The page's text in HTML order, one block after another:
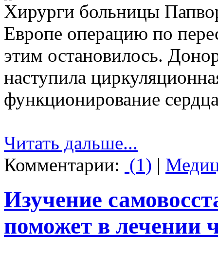
Хирурги больницы
Европе операцию по
этим остановилось.
наступила
функционирование
Читать дальше...
Комментарии: (1) |
Изучение
поможет в лечении